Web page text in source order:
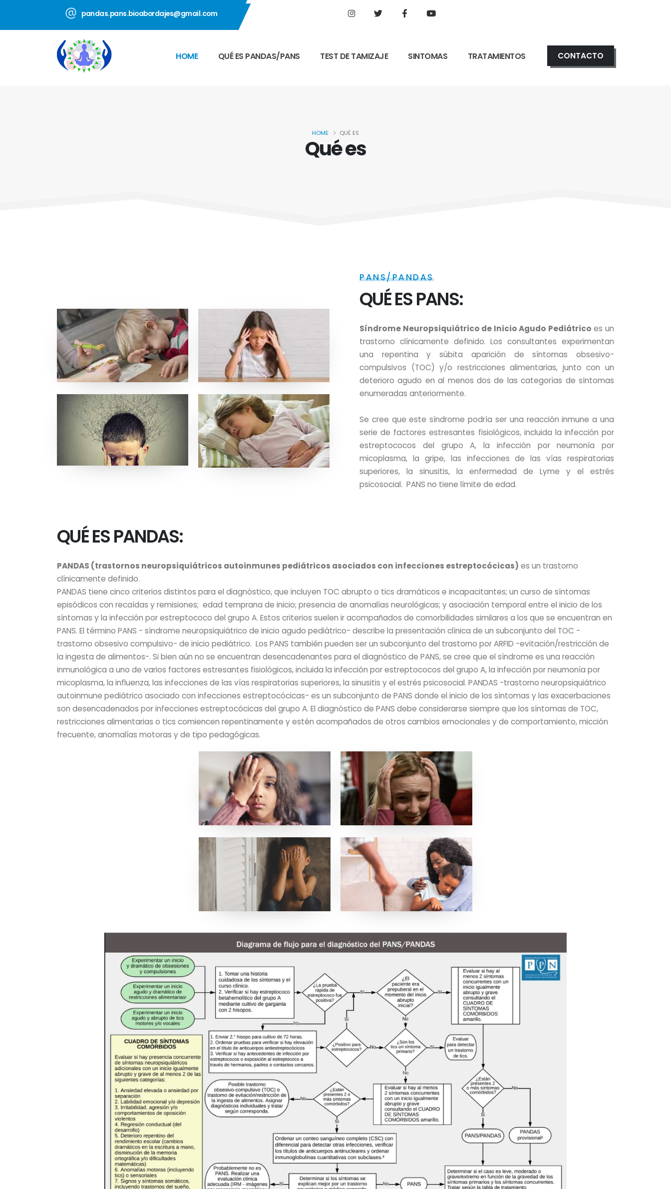
pandas.pans.bioabordajes@gmail.com
HOME QUÉ ES PANDAS/PANS TEST DE TAMIZAJE SINTOMAS TRATAMIENTOS CONTACTO
Qué es
HOME QUÉ ES
PANS/PANDAS
QUÉ ES PANS:
Síndrome Neuropsiquiátrico de Inicio Agudo Pediátrico es un
trastorno clínicamente definido. Los consultantes experimentan
una repentina y súbita aparición de síntomas obsesivo-
compulsivos (TOC) y/o restricciones alimentarias, junto con un
deterioro agudo en al menos dos de las categorías de síntomas
enumeradas anteriormente.
Se cree que este síndrome podría ser una reacción inmune a una
serie de factores estresantes fisiológicos, incluida la infección por
estreptococos del grupo A, la infección por neumonía por
micoplasma, la gripe, las infecciones de las vías respiratorias
superiores, la sinusitis, la enfermedad de Lyme y el estrés
psicosocial. PANS no tiene límite de edad.
QUÉ ES PANDAS:
PANDAS (trastornos neuropsiquiátricos autoinmunes pediátricos asociados con infecciones estreptocócicas) es un trastorno
clínicamente definido.
PANDAS tiene cinco criterios distintos para el diagnóstico, que incluyen TOC abrupto o tics dramáticos e incapacitantes; un curso de síntomas
episódicos con recaídas y remisiones; edad temprana de inicio; presencia de anomalías neurológicas; y asociación temporal entre el inicio de los
síntomas y la infección por estreptococo del grupo A. Estos criterios suelen ir acompañados de comorbilidades similares a los que se encuentran en
PANS. El término PANS - síndrome neuropsiquiátrico de inicio agudo pediátrico- describe la presentación clínica de un subconjunto del TOC -
trastorno obsesivo compulsivo- de inicio pediátrico. Los PANS también pueden ser un subconjunto del trastorno por ARFID -evitación/restricción de
la ingesta de alimentos-. Si bien aún no se encuentran desencadenantes para el diagnóstico de PANS, se cree que el síndrome es una reacción
inmunológica a uno de varios factores estresantes fisiológicos, incluida la infección por estreptococos del grupo A, la infección por neumonía por
micoplasma, la influenza, las infecciones de las vías respiratorias superiores, la sinusitis y el estrés psicosocial. PANDAS -trastorno neuropsiquiátrico
autoinmune pediátrico asociado con infecciones estreptocócicas- es un subconjunto de PANS donde el inicio de los síntomas y las exacerbaciones
son desencadenados por infecciones estreptocócicas del grupo A. El diagnóstico de PANS debe considerarse siempre que los síntomas de TOC,
restricciones alimentarias o tics comiencen repentinamente y estén acompañados de otros cambios emocionales y de comportamiento, micción
frecuente, anomalías motoras y de tipo pedagógicas.